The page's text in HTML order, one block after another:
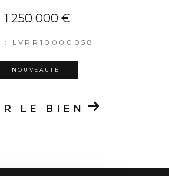
1 250 000 €
: LVPR10000058
NOUVEAUTÉ
LE BIEN